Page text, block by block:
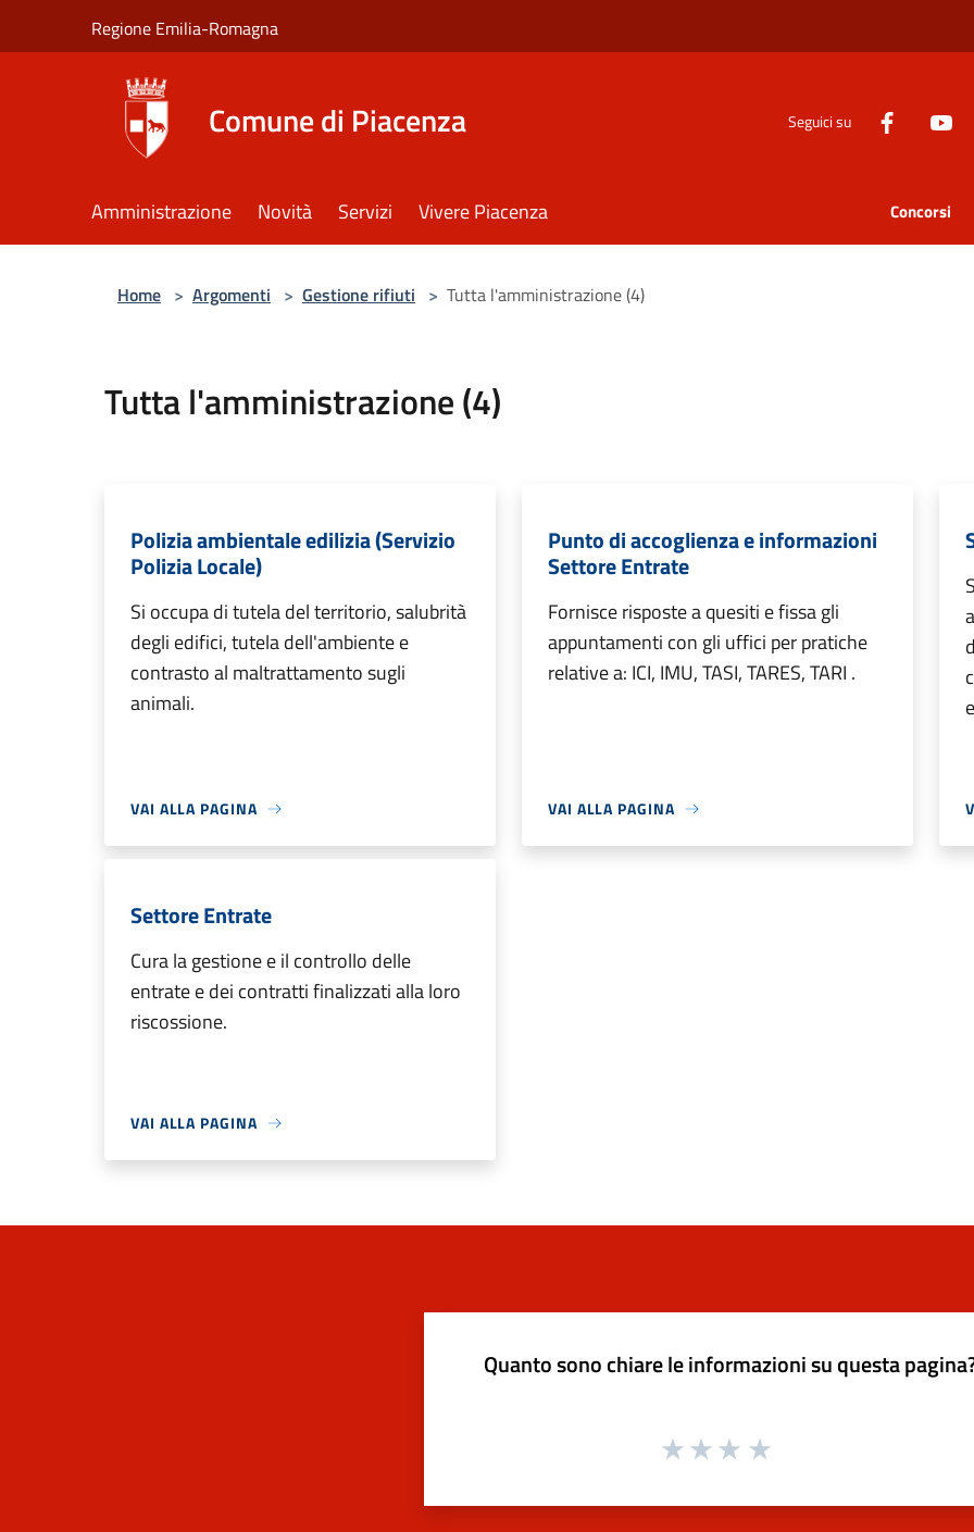
Regione Emilia-Romagna
Comune di Piacenza Seguici su
Amministrazione Novità Servizi Vivere Piacenza Concorsi
Home > Argomenti > Gestione rifiuti > Tutta l'amministrazione (4)
Tutta l'amministrazione (4)
Polizia ambientale edilizia (Servizio
Polizia Locale)
Si occupa di tutela del territorio, salubrità
degli edifici, tutela dell'ambiente e
contrasto al maltrattamento sugli
animali.
VAI ALLA PAGINA
Punto di accoglienza e informazioni
Settore Entrate
Fornisce risposte a quesiti e fissa gli
appuntamenti con gli uffici per pratiche
relative a: ICI, IMU, TASI, TARES, TARI .
VAI ALLA PAGINA
Settore Entrate
Cura la gestione e il controllo delle
entrate e dei contratti finalizzati alla loro
riscossione.
VAI ALLA PAGINA
Quanto sono chiare le informazioni su questa